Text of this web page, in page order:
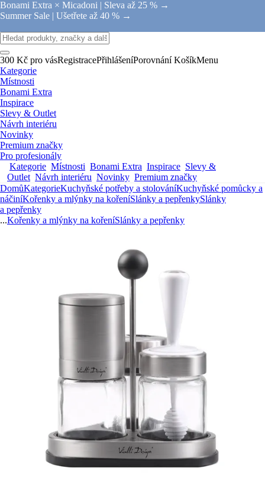
Bonami Extra × Micadoni | Sleva až 25 % →
Summer Sale | Ušetřete až 40 % →
300 Kč pro vásRegistracePřihlášeníPorovnání KošíkMenu
Kategorie
Místnosti
Bonami Extra
Inspirace
Slevy & Outlet
Návrh interiéru
Novinky
Premium značky
Pro profesionály
Kategorie Místnosti Bonami Extra Inspirace Slevy &
Outlet Návrh interiéru Novinky Premium značky
DomůKategorieKuchyňské potřeby a stolováníKuchyňské pomůcky a
náčiníKořenky a mlýnky na kořeníSlánky a pepřenkySlánky
a pepřenky
...Kořenky a mlýnky na kořeníSlánky a pepřenky